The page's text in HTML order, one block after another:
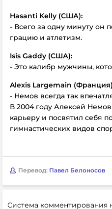
Hasanti Kelly (США):
- Всего за одну минуту он
грацию и атлетизм.
Isis Gaddy (США):
- Это калибр мужчины,
Alexis Largemain
- Немов всегда так
В 2004 году Алексей
карьеру и посвятил себя
гимнастических видов
Перевод: Павел Белоносов
Система комментирования